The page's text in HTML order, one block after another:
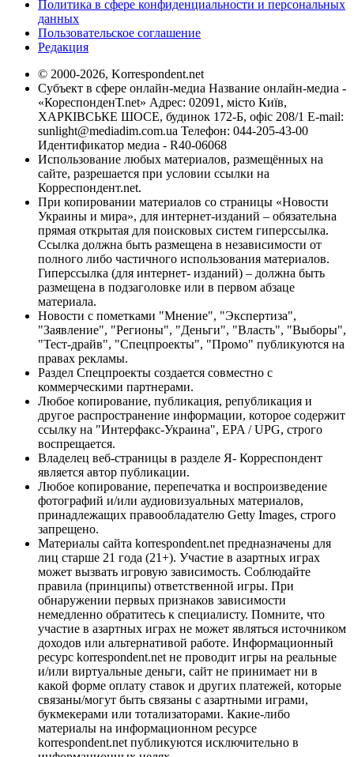
Политика в сфере конфиденциальности и персональных
данных
Пользовательское соглашение
Редакция
© 2000-2026, Korrespondent.net
Субъект в сфере онлайн-медиа Название онлайн-медиа -
«КореспонденТ.net» Адрес: 02091, місто Київ,
ХАРКІВСЬКЕ ШОСЕ, будинок 172-Б, офіс 208/1 E-mail:
sunlight@mediadim.com.ua Телефон: 044-205-43-00
Идентификатор медиа - R40-06068
Использование любых материалов, размещённых на
сайте, разрешается при условии ссылки на
Корреспондент.net.
При копировании материалов со страницы «Новости
Украины и мира», для интернет-изданий – обязательна
прямая открытая для поисковых систем гиперссылка.
Ссылка должна быть размещена в независимости от
полного либо частичного использования материалов.
Гиперссылка (для интернет- изданий) – должна быть
размещена в подзаголовке или в первом абзаце
материала.
Новости с пометками "Мнение", "Экспертиза",
"Заявление", "Регионы", "Деньги", "Власть", "Выборы",
"Тест-драйв", "Спецпроекты", "Промо" публикуются на
правах рекламы.
Раздел Спецпроекты создается совместно с
коммерческими партнерами.
Любое копирование, публикация, републикация и
другое распространение информации, которое содержит
ссылку на "Интерфакс-Украина", EPA / UPG, строго
воспрещается.
Владелец веб-страницы в разделе Я- Корреспондент
является автор публикации.
Любое копирование, перепечатка и воспроизведение
фотографий и/или аудиовизуальных материалов,
принадлежащих правообладателю Getty Images, строго
запрещено.
Материалы сайта korrespondent.net предназначены для
лиц старше 21 года (21+). Участие в азартных играх
может вызвать игровую зависимость. Соблюдайте
правила (принципы) ответственной игры. При
обнаружении первых признаков зависимости
немедленно обратитесь к специалисту. Помните, что
участие в азартных играх не может являться источником
доходов или альтернативой работе. Информационный
ресурс korrespondent.net не проводит игры на реальные
и/или виртуальные деньги, сайт не принимает ни в
какой форме оплату ставок и других платежей, которые
связаны/могут быть связаны с азартными играми,
букмекерами или тотализаторами. Какие-либо
материалы на информационном ресурсе
korrespondent.net публикуются исключительно в